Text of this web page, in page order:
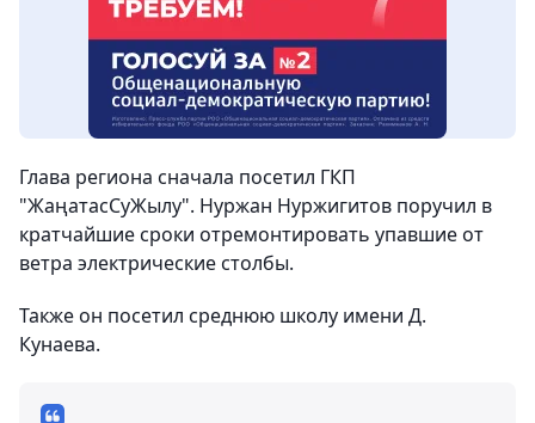
Глава региона сначала посетил ГКП
"ЖаңатасСуЖылу". Нуржан Нуржигитов поручил в
кратчайшие сроки отремонтировать упавшие от
ветра электрические столбы.
Также он посетил среднюю школу имени Д.
Кунаева.